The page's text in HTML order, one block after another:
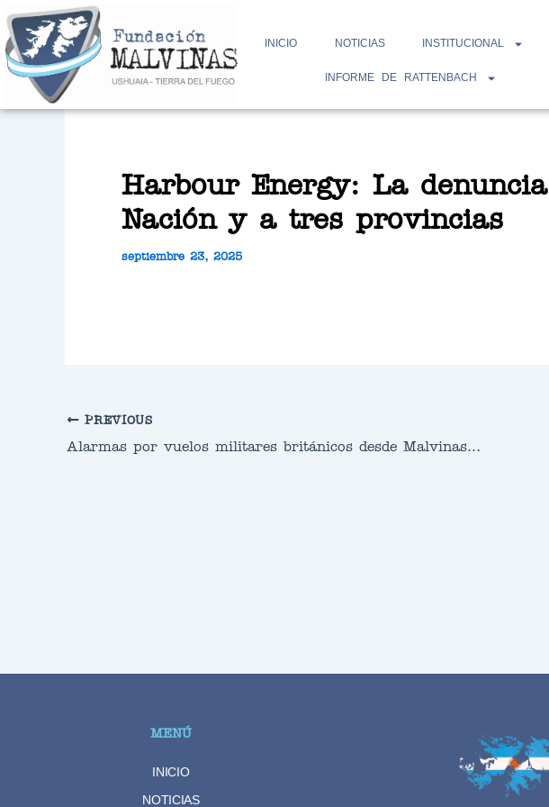
Ir
al
contenido
INICIO NOTICIAS INSTITUCIONAL
INFORME DE RATTENBACH
Harbour Energy: La
Nación y a tres provincias
septiembre 23, 2025
PREVIOUS
MENÚ
INICIO
NOTICIAS